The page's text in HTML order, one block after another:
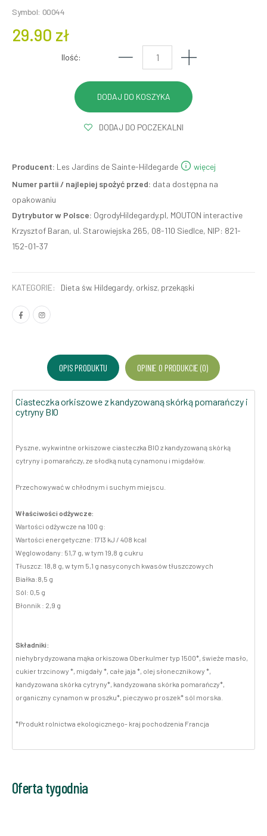
Symbol: 00044
29.90 zł
Ilość:
DODAJ DO POCZEKALNI
Producent: Les Jardins de Sainte-Hildegarde
więcej
Numer partii / najlepiej spożyć przed: data dostępna na
opakowaniu
Dytrybutor w Polsce: OgrodyHildegardy.pl, MOUTON interactive
Krzysztof Baran, ul. Starowiejska 265, 08-110 Siedlce, NIP: 821-
152-01-37
KATEGORIE: Dieta św. Hildegardy, orkisz, przekąski
OPIS PRODUKTU OPINIE O PRODUKCIE (0)
Ciasteczka orkiszowe z kandyzowaną skórką pomarańczy i
cytryny BIO
Pyszne, wykwintne orkiszowe ciasteczka BIO z kandyzowaną skórką
cytryny i pomarańczy, ze słodką nutą cynamonu i migdałów.
Przechowywać w chłodnym i suchym miejscu.
Właściwości odżywcze:
Wartości odżywcze na 100 g:
Wartości energetyczne: 1713 kJ / 408 kcal
Węglowodany: 51,7 g, w tym 19,8 g cukru
Tłuszcz: 18,8 g, w tym 5,1 g nasyconych kwasów tłuszczowych
Białka:8,5 g
Sól: 0,5 g
Błonnik : 2,9 g
Składniki:
niehybrydyzowana mąka orkiszowa Oberkulmer typ 1500*, świeże masło,
cukier trzcinowy *, migdały *, całe jaja *, olej słonecznikowy *,
kandyzowana skórka cytryny*, kandyzowana skórka pomarańczy*,
organiczny cynamon w proszku*, pieczywo proszek* sól morska.
*Produkt rolnictwa ekologicznego- kraj pochodzenia Francja
Oferta tygodnia